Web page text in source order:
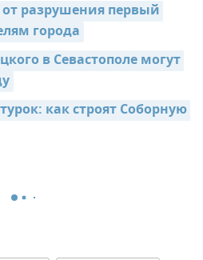
от разрушения первый
города
в Севастополе могут
как строят Соборную